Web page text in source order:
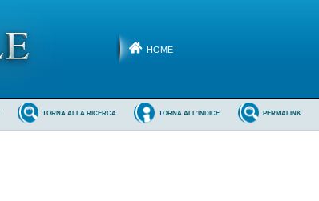
HOME
PERMALINK
TORNA ALL'INDICE
TORNA ALLA RICERCA